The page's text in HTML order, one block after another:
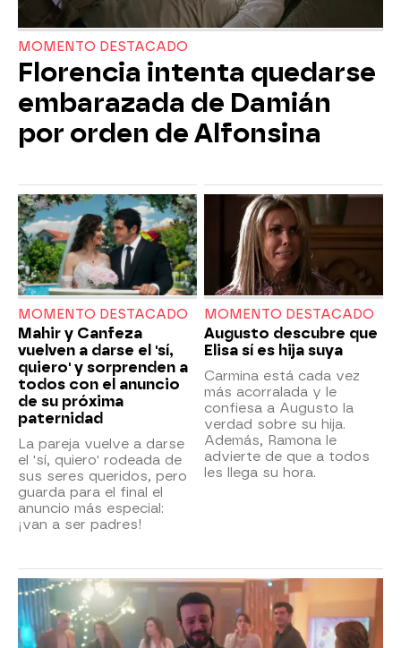
MOMENTO DESTACADO
Florencia intenta quedarse
embarazada de Damián
por orden de Alfonsina
MOMENTO DESTACADO
Mahir y Canfeza
vuelven a darse el 'sí,
quiero' y sorprenden a
todos con el anuncio
de su próxima
paternidad
La pareja vuelve a darse
el 'sí, quiero' rodeada de
sus seres queridos, pero
guarda para el final el
anuncio más especial:
¡van a ser padres!
MOMENTO DESTACADO
Augusto descubre que
Elisa sí es hija suya
Carmina está cada vez
más acorralada y le
confiesa a Augusto la
verdad sobre su hija.
Además, Ramona le
advierte de que a todos
les llega su hora.